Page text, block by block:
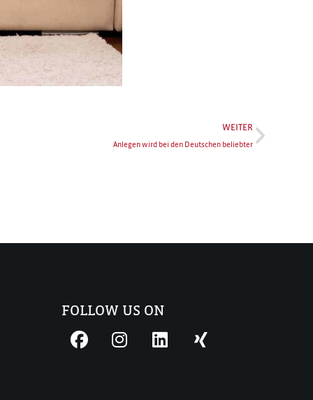
WEITER
Anlegen wird bei den Deutschen beliebter
FOLLOW US ON